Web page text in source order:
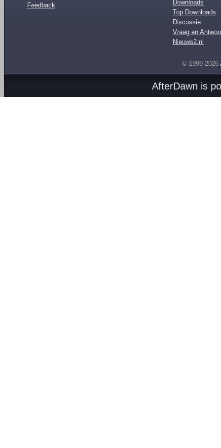
Feedback
Downloads
Top Downloads
Discussie
Vraag en
Nieuws2.nl
© 1999-2026
AfterDawn is